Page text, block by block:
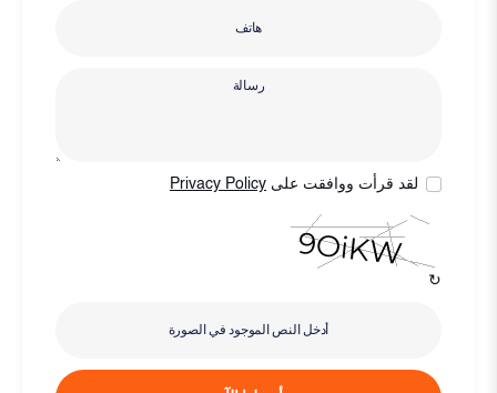
لقد قرأت ووافقت على Privacy Policy
↻